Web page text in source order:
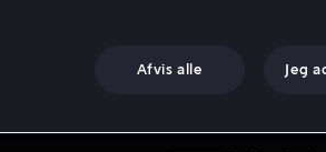
Across
Afvis alle Jeg